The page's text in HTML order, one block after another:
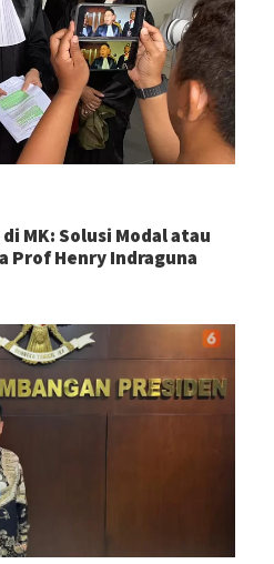
MK: Solusi Modal atau
Prof Henry Indraguna